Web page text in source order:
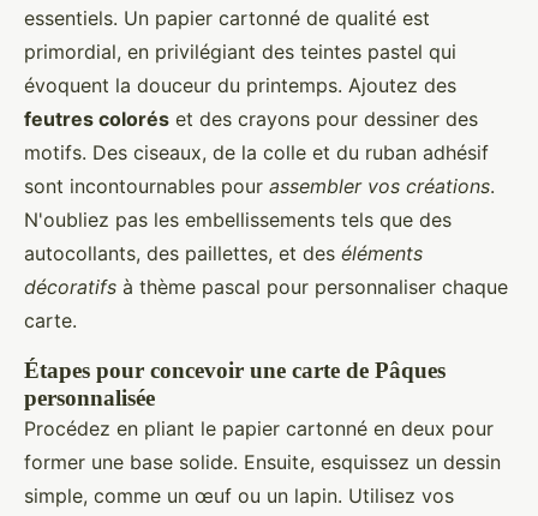
essentiels. Un papier cartonné de qualité est
primordial, en privilégiant des teintes pastel qui
évoquent la douceur du printemps. Ajoutez des
feutres colorés et des crayons pour dessiner des
motifs. Des ciseaux, de la colle et du ruban adhésif
sont incontournables pour assembler vos créations.
N'oubliez pas les embellissements tels que des
autocollants, des paillettes, et des éléments
décoratifs à thème pascal pour personnaliser chaque
carte.
Étapes pour concevoir une carte de Pâques
personnalisée
Procédez en pliant le papier cartonné en deux pour
former une base solide. Ensuite, esquissez un dessin
simple, comme un œuf ou un lapin. Utilisez vos